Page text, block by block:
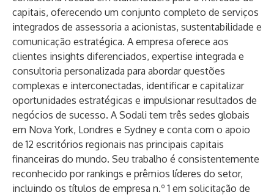
capitais, oferecendo um conjunto completo de serviços
integrados de assessoria a acionistas, sustentabilidade e
comunicação estratégica. A empresa oferece aos
clientes insights diferenciados, expertise integrada e
consultoria personalizada para abordar questões
complexas e interconectadas, identificar e capitalizar
oportunidades estratégicas e impulsionar resultados de
negócios de sucesso. A Sodali tem três sedes globais
em Nova York, Londres e Sydney e conta com o apoio
de 12 escritórios regionais nas principais capitais
financeiras do mundo. Seu trabalho é consistentemente
reconhecido por rankings e prêmios líderes do setor,
incluindo os títulos de empresa n.º 1 em solicitação de